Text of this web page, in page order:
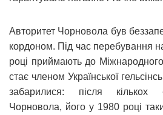
Авторитет Чорновола був
кордоном. Під час перебування
році приймають до
стає членом Української
забарилися: після кількох
Чорновола, його у 1980 році